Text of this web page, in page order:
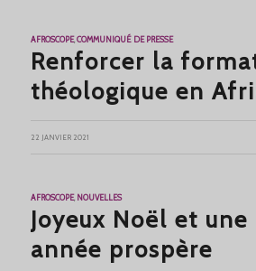
AFROSCOPE,COMMUNIQUÉ DE PRESSE
Renforcer la
théologique en
22 JANVIER 2021
AFROSCOPE, NOUVELLES
Joyeux Noël et
année prospère